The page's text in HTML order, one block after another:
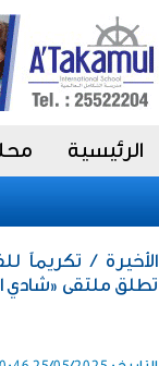
الرئيسية
الأخيرة / تكريماً
تطلق ملتقى «شادي